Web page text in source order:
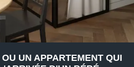
UN APPARTEMENT QUI